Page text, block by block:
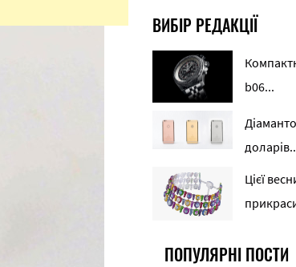
ВИБІР РЕДАКЦІЇ
b06...
Цієї
ПОПУЛЯРНІ ПОСТИ